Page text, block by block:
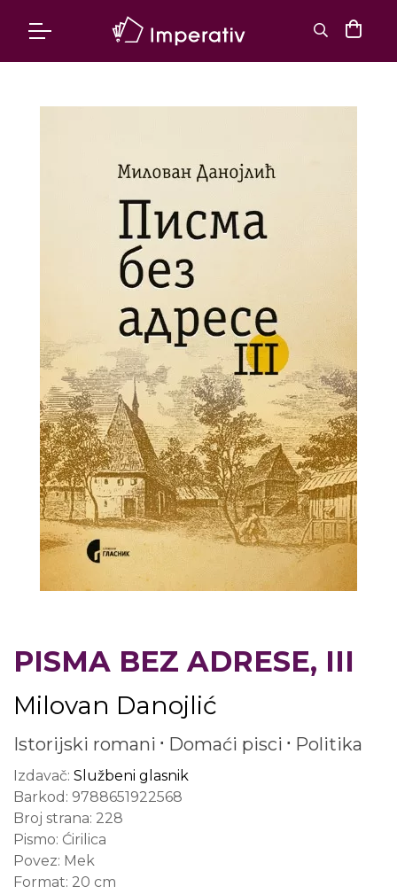
PISMA BEZ ADRESE, III
Milovan Danojlić
Istorijski romani Domaći pisci Politika
Izdavač: Službeni glasnik
Barkod: 9788651922568
Broj strana: 228
Pismo: Ćirilica
Povez: Mek
Format: 20 cm